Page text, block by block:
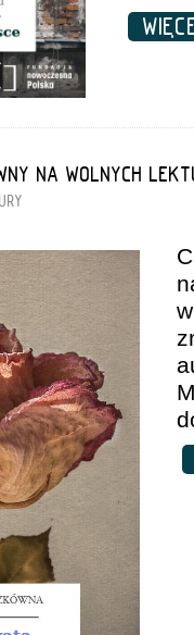
NA WOLNYCH